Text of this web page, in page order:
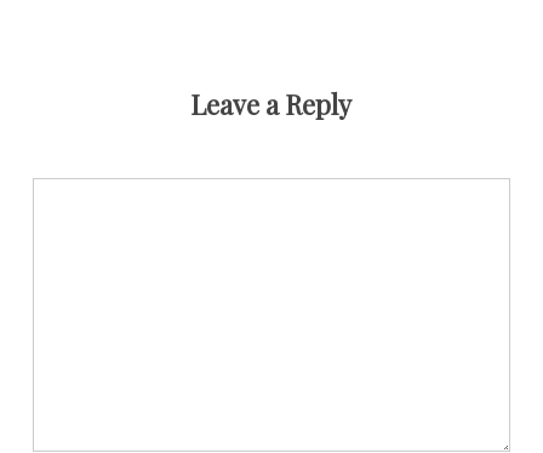
Leave a Reply